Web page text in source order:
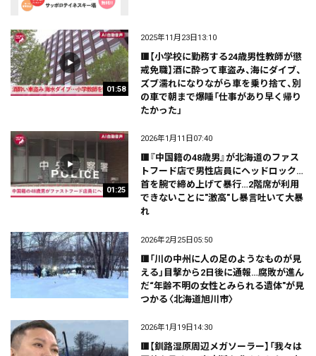
01:58
2025年11月23日13:10
🟥【小学校に勤務する24歳男性教師が懲
戒免職】酒に酔って車盗み、海にダイブ、
ズブ濡れになりながら車を乗り捨て、別
の車で朝まで爆睡「仕事があり早く帰り
たかった」
01:25
2026年1月11日07:40
🟥『中国籍の48歳男』が北海道のファス
トフード店で男性店員にヘッドロック…
首を腕で締め上げて暴行…2階席が利用
できないことに"激高"し暴言吐いて大暴
れ
2026年2月25日05:50
🟥「川の中州に人の足のようなものが見
える」目撃から2日後に通報…腐敗が進ん
だ“年齢不明の女性とみられる遺体"が見
つかる〈北海道旭川市〉
2026年1月19日14:30
🟥【釧路湿原周辺メガソーラー】「我々は